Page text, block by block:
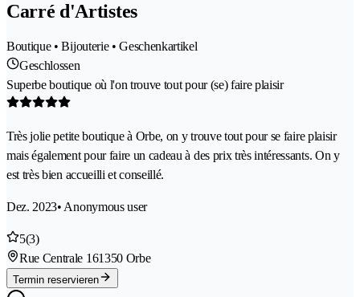
Carré d'Artistes
Boutique • Bijouterie • Geschenkartikel
Geschlossen
Superbe boutique où l'on trouve tout pour (se) faire plaisir
Très jolie petite boutique à Orbe, on y trouve tout pour se faire plaisir
mais également pour faire un cadeau à des prix très intéressants. On y
est très bien accueilli et conseillé.
Dez. 2023• Anonymous user
5(3)
Rue Centrale 161350 Orbe
Termin reservieren